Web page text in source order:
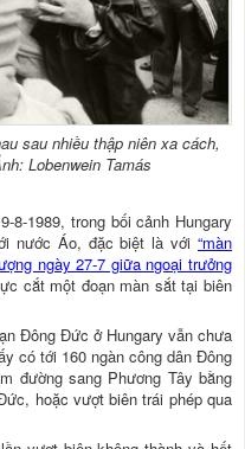
sau nhiều thập niên xa cách,
Lobenwein Tamás
8-1989, trong bối cảnh Hungary
nước Áo, đặc biệt là với“màn
ngày 27-7 giữa ngoại trưởng
cắt một đoạn màn sắt tại biên
Đông Đức ở Hungary vẫn chưa
có tới 160 ngàn công dân Đông
đường sang Phương Tây bằng
hoặc vượt biên trái phép qua